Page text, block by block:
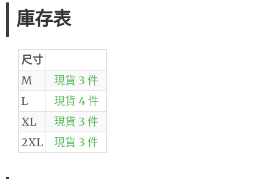
庫存表
尺寸
M
現貨 3 件
L
現貨 4 件
XL
現貨 3 件
2XL
現貨 3 件